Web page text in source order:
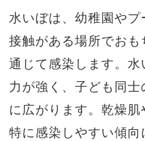
水いぼは、幼稚園や
接触がある場所でお
通じて感染します。
力が強く、子ども同
に広がります。乾燥
特に感染しやすい傾向